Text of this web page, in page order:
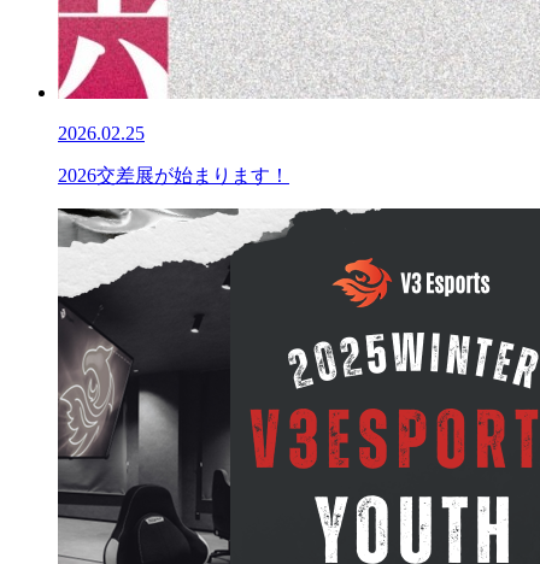
2026.02.25
2026交差展が始まります！